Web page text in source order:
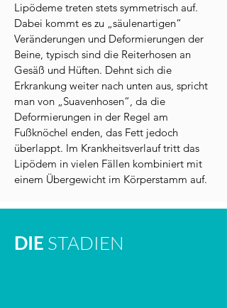
Lipödeme treten stets symmetrisch auf.
Dabei kommt es zu „säulenartigen“
Veränderungen und Deformierungen der
Beine, typisch sind die Reiterhosen an
Gesäß und Hüften. Dehnt sich die
Erkrankung weiter nach unten aus, spricht
man von „Suavenhosen“, da die
Deformierungen in der Regel am
Fußknöchel enden, das Fett jedoch
überlappt. Im Krankheitsverlauf tritt das
Lipödem in vielen Fällen kombiniert mit
einem Übergewicht im Körperstamm auf.
DIE STADIEN